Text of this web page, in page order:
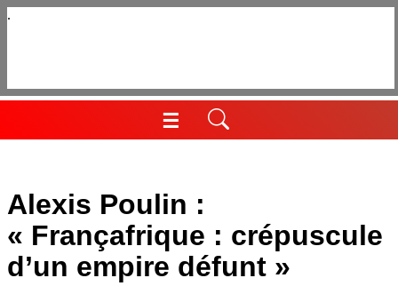
Aller
☰
Menu
Alexis Poulin :
« Françafrique : crépuscule
d’un empire défunt »